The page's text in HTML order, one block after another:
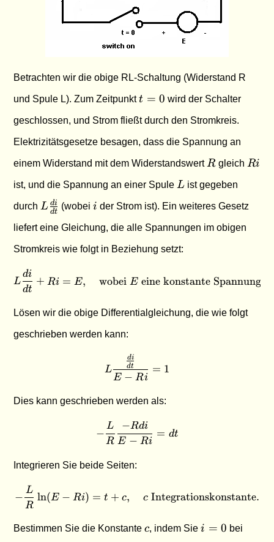
Betrachten wir die obige RL-Schaltung (Widerstand R
und Spule L). Zum Zeitpunktt
0
t = 0 wird der Schalter
geschlossen, und Strom fließt durch den Stromkreis.
Elektrizitätsgesetze besagen, dass die Spannung an
einem Widerstand mit dem Widerstandswert R
Rgleich R
Ri
ist, und die Spannung an einer Spule L
L ist gegeben
durch L
\frac{di}
{dt}
L dt
di (wobeii
i der Strom ist). Ein weiteres Gesetz
liefert eine Gleichung, die alle Spannungen im obigen
Stromkreis wie folgt in Beziehung setzt:
L \frac{di}{dt} + Ri = E,
L
dt
di + Ri = E, wobei Eeine konstante Spannung
Lösen wir die obige Differentialgleichung, die wie folgt
geschrieben werden kann:
L
E − Ri
dt
di
= 1
Dies kann geschrieben werden als:
-\frac{L}{R} \frac{-
−
R
L
E − Ri
−Rdi = dt
Integrieren Sie beide Seiten:
-\frac{L}{R} \ln(E - Ri) =
−
R
L ln(E − Ri) = t + c, cIntegrationskonstante.
Bestimmen Sie die Konstantec
c, indem Siei
i = 0 bei